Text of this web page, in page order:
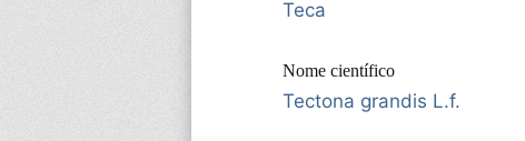
Teca
Nome científico
Tectona grandis L.f.